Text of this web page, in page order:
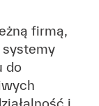
firmą,
do